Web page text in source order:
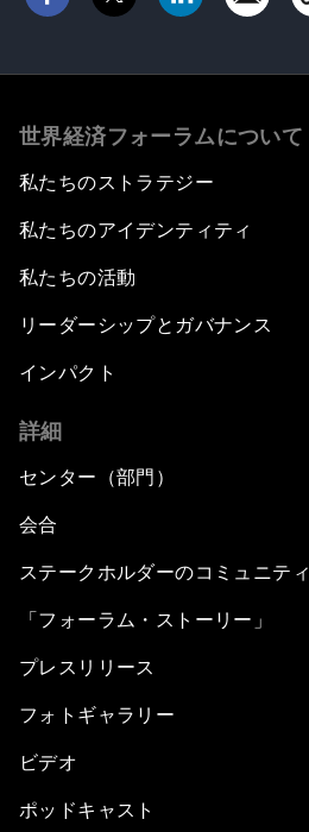
世界経済フォーラムについて
私たちのストラテジー
私たちのアイデンティティ
私たちの活動
リーダーシップとガバナンス
インパクト
詳細
センター（部門）
会合
ステークホルダーのコミュニティ
「フォーラム・ストーリー」
プレスリリース
フォトギャラリー
ビデオ
ポッドキャスト